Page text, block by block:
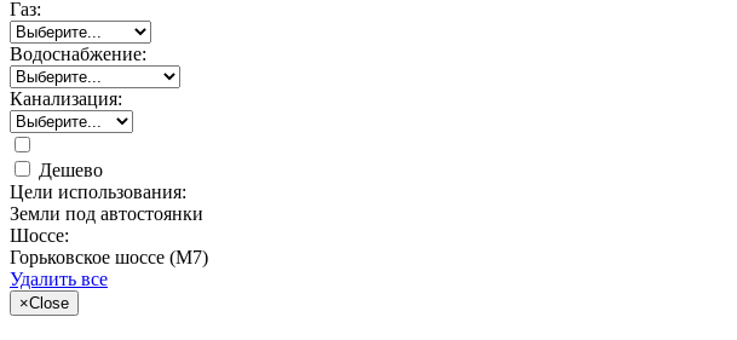
Газ:
Водоснабжение:
Канализация:
Дешево
Цели использования:
Земли под автостоянки
Шоссе:
Горьковское шоссе (М7)
Удалить все
×Close